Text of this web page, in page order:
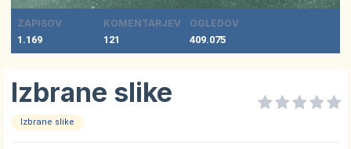
ZAPISOV
1.169
KOMENTARJEV
121
OGLEDOV
409.075
Izbrane slike
Izbrane slike